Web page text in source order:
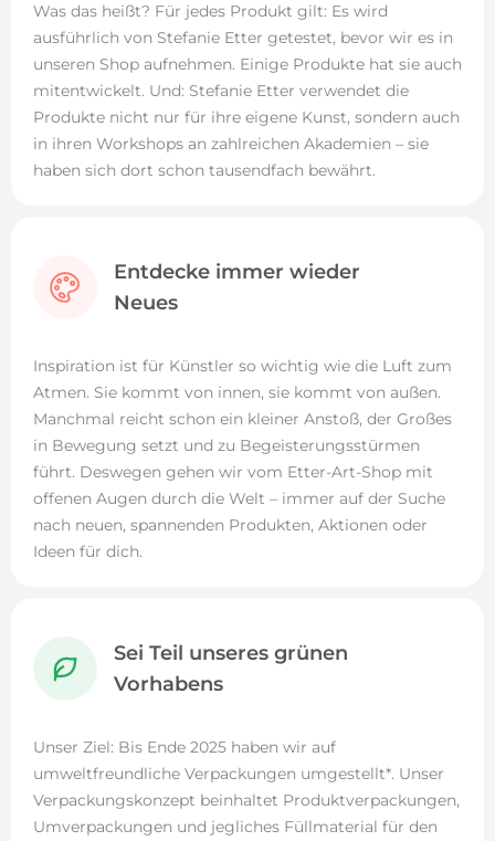
Was das heißt? Für jedes Produkt gilt: Es wird
ausführlich von Stefanie Etter getestet, bevor wir es in
unseren Shop aufnehmen. Einige Produkte hat sie auch
mitentwickelt. Und: Stefanie Etter verwendet die
Produkte nicht nur für ihre eigene Kunst, sondern auch
in ihren Workshops an zahlreichen Akademien – sie
haben sich dort schon tausendfach bewährt.
Entdecke immer wieder
Neues
Inspiration ist für Künstler so wichtig wie die Luft zum
Atmen. Sie kommt von innen, sie kommt von außen.
Manchmal reicht schon ein kleiner Anstoß, der Großes
in Bewegung setzt und zu Begeisterungsstürmen
führt. Deswegen gehen wir vom Etter-Art-Shop mit
offenen Augen durch die Welt – immer auf der Suche
nach neuen, spannenden Produkten, Aktionen oder
Ideen für dich.
Sei Teil unseres grünen
Vorhabens
Unser Ziel: Bis Ende 2025 haben wir auf
umweltfreundliche Verpackungen umgestellt*. Unser
Verpackungskonzept beinhaltet Produktverpackungen,
Umverpackungen und jegliches Füllmaterial für den